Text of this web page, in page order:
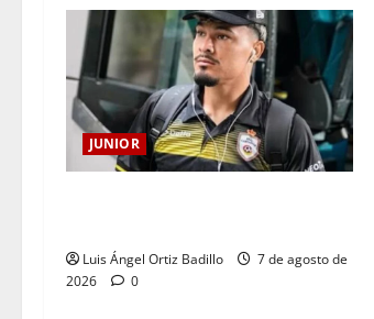
JUNIOR
Luis Ángel Ortiz Badillo
7 de agosto de
2026
0